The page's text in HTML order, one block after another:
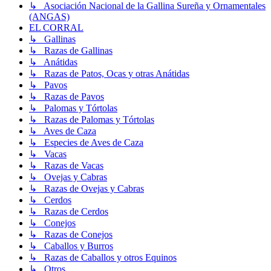
↳ Asociación Nacional de la Gallina Sureña y Ornamentales
(ANGAS)
EL CORRAL
↳ Gallinas
↳ Razas de Gallinas
↳ Anátidas
↳ Razas de Patos, Ocas y otras Anátidas
↳ Pavos
↳ Razas de Pavos
↳ Palomas y Tórtolas
↳ Razas de Palomas y Tórtolas
↳ Aves de Caza
↳ Especies de Aves de Caza
↳ Vacas
↳ Razas de Vacas
↳ Ovejas y Cabras
↳ Razas de Ovejas y Cabras
↳ Cerdos
↳ Razas de Cerdos
↳ Conejos
↳ Razas de Conejos
↳ Caballos y Burros
↳ Razas de Caballos y otros Equinos
↳ Otros